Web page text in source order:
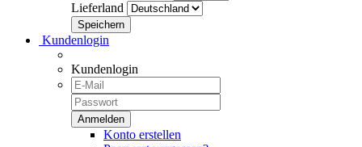
Lieferland
Kundenlogin
Kundenlogin
Konto erstellen